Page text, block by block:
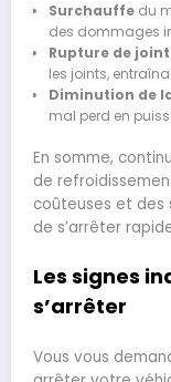
Surchauffedu
des dommages
Rupture de
les joints,
Diminution de
mal perd en
En somme,
de
coûteuses et des
de s’arrêter
Les signes
s’arrêter
Vous vous